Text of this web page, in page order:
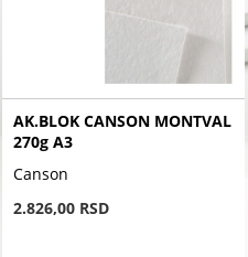
AK.BLOK CANSON MONTVAL
270g A3
Canson
2.826,00 RSD